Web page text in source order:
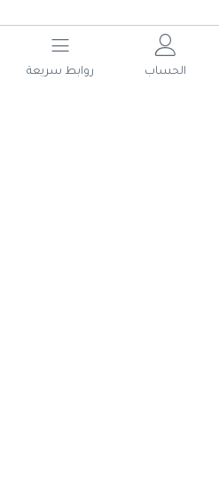
الحساب روابط سريعة 3
5
6